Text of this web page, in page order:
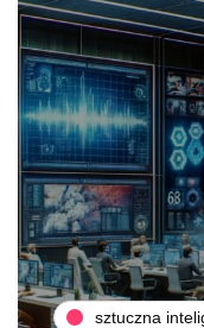
sztuczna